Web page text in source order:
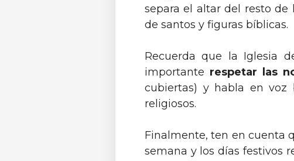
separa el altar del resto de
de santos y figuras bíblicas.
Recuerda que la Iglesia
importante respetar las
cubiertas) y habla en voz
religiosos.
Finalmente, ten en cuenta
semana y los días festivos